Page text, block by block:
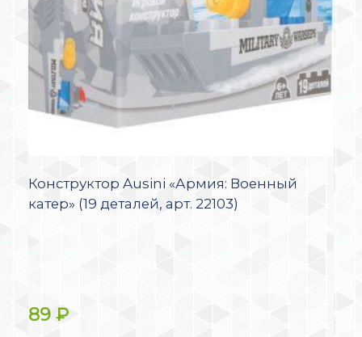
Конструктор Ausini «Армия: Военный
катер» (19 деталей, арт. 22103)
89 ₽